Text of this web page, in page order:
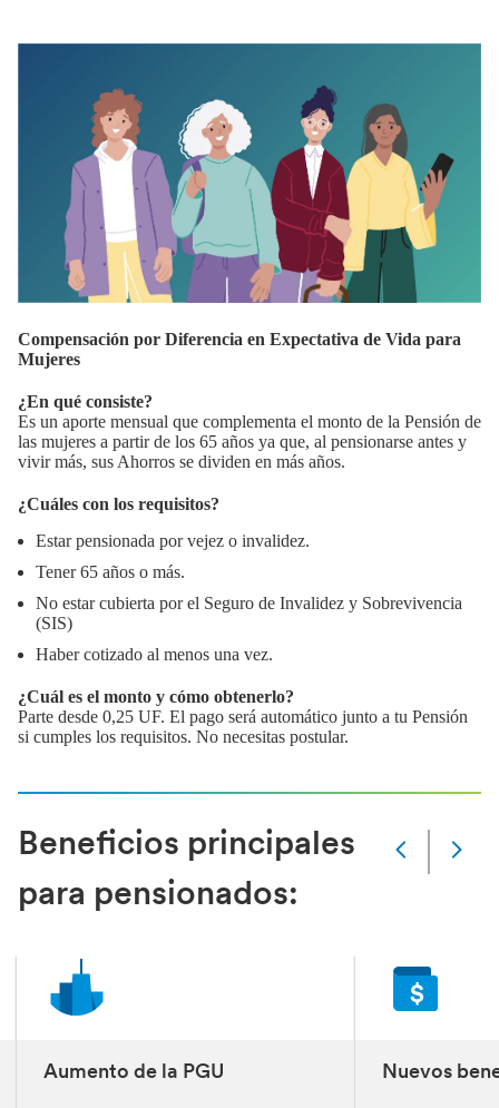
Compensación por Diferencia en Expectativa de Vida para
Mujeres
¿En qué consiste?
Es un aporte mensual que complementa el monto de la Pensión de
las mujeres a partir de los 65 años ya que, al pensionarse antes y
vivir más, sus Ahorros se dividen en más años.
¿Cuáles con los requisitos?
Estar pensionada por vejez o invalidez.
Tener 65 años o más.
No estar cubierta por el Seguro de Invalidez y Sobrevivencia
(SIS)
Haber cotizado al menos una vez.
¿Cuál es el monto y cómo obtenerlo?
Parte desde 0,25 UF. El pago será automático junto a tu Pensión
si cumples los requisitos. No necesitas postular.
Beneficios principales
para pensionados:
Slide
Changed
4
slides
Aumento de la PGU Nuevos